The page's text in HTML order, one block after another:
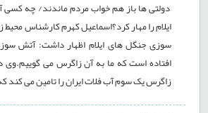
دولتی ها باز هم خواب مردم ماندند/ چه
ایلام را مهار کرد؟اسماعیل کهرم کارشناس
سوزی جنگل های ایلام اظهار داشت: آتش
افتاده است که ما به آن زاگرس می گوییم.وی
زاگرس یک سوم آب فلات ایران را تامین می کند